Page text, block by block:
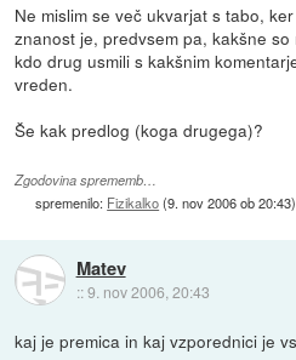
Ne mislim se več ukvarjat s tabo,
znanost je, predvsem pa, kakšne
kdo drug usmili s kakšnim
vreden.
Še kak predlog (koga drugega)?
Zgodovina sprememb…
spremenilo: Fizikalko(9. nov 2006 ob 20:43)
Matev
::9. nov 2006, 20:43
kaj je premica in kaj vzporednici je